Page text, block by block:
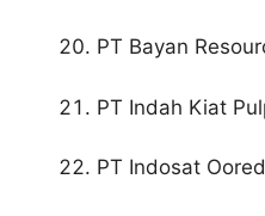
PT Bayan
PT Indah Kiat
PT Indosat